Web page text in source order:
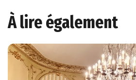
À lire également